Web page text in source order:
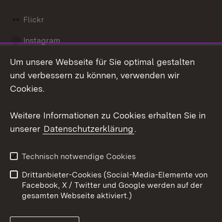
Flickr
Instagram
Social Wall
Barrierefreiheit
Benutzungshinweise
Impressum
Cookies
Um unsere Webseite für Sie optimal gestalten
und verbessern zu können, verwenden wir
Cookies.
Weitere Informationen zu Cookies erhalten Sie in
unserer Datenschutzerklärung.
Technisch notwendige Cookies
Drittanbieter-Cookies (Social-Media-Elemente von
Facebook, X / Twitter und Google werden auf der
gesamten Webseite aktiviert.)